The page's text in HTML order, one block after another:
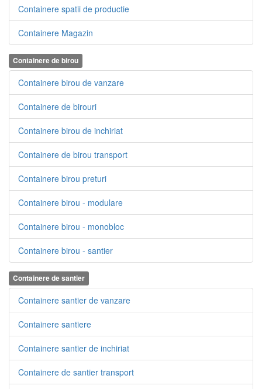
Containere spatii de productie
Containere Magazin
Containere de birou
Containere birou de vanzare
Containere de birouri
Containere birou de inchiriat
Containere de birou transport
Containere birou preturi
Containere birou - modulare
Containere birou - monobloc
Containere birou - santier
Containere de santier
Containere santier de vanzare
Containere santiere
Containere santier de inchiriat
Containere de santier transport